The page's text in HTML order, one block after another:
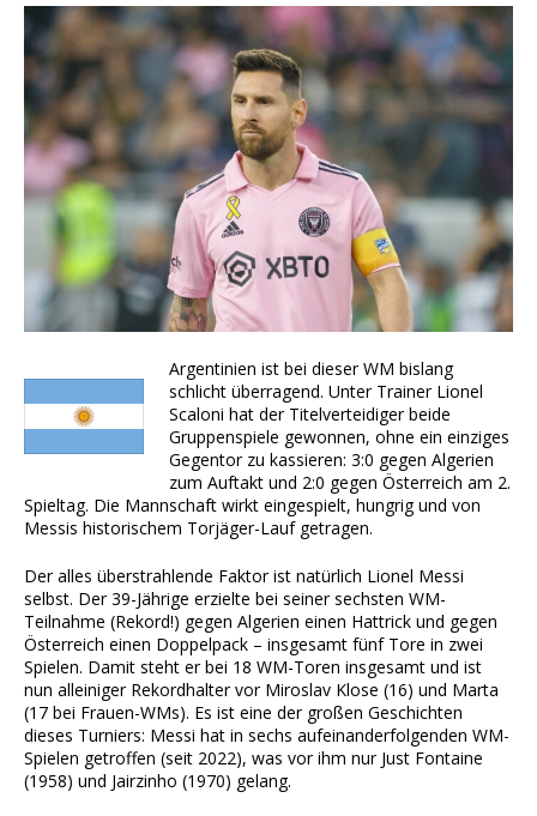
Argentinien ist bei dieser WM bislang
schlicht überragend. Unter Trainer Lionel
Scaloni hat der Titelverteidiger beide
Gruppenspiele gewonnen, ohne ein einziges
Gegentor zu kassieren: 3:0 gegen Algerien
zum Auftakt und 2:0 gegen Österreich am 2.
Spieltag. Die Mannschaft wirkt eingespielt, hungrig und von
Messis historischem Torjäger-Lauf getragen.
Der alles überstrahlende Faktor ist natürlich Lionel Messi
selbst. Der 39-Jährige erzielte bei seiner sechsten WM-
Teilnahme (Rekord!) gegen Algerien einen Hattrick und gegen
Österreich einen Doppelpack – insgesamt fünf Tore in zwei
Spielen. Damit steht er bei 18 WM-Toren insgesamt und ist
nun alleiniger Rekordhalter vor Miroslav Klose (16) und Marta
(17 bei Frauen-WMs). Es ist eine der großen Geschichten
dieses Turniers: Messi hat in sechs aufeinanderfolgenden WM-
Spielen getroffen (seit 2022), was vor ihm nur Just Fontaine
(1958) und Jairzinho (1970) gelang.